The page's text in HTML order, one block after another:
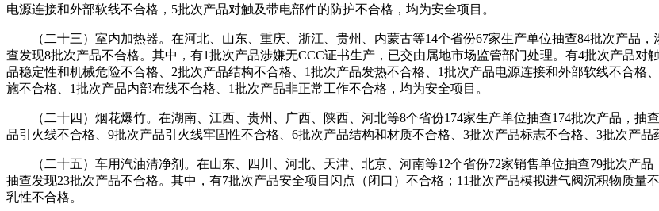
电源连接和外部软线不合格，5批次产品对触及带电部件的防护不合格，均为安全项目。
（二十三）室内加热器。在河北、山东、重庆、浙江、贵州、内蒙古等14个省份67家生产单位抽查84批次产品，
查发现8批次产品不合格。其中，有1批次产品涉嫌无CCC证书生产，已交由属地市场监管部门处理。有4批次产品
品稳定性和机械危险不合格、2批次产品结构不合格、1批次产品发热不合格、1批次产品电源连接和外部软线不合
施不合格、1批次产品内部布线不合格、1批次产品非正常工作不合格，均为安全项目。
（二十四）烟花爆竹。在湖南、江西、贵州、广西、陕西、河北等8个省份174家生产单位抽查174批次产品，抽
品引火线不合格、9批次产品引火线牢固性不合格、6批次产品结构和材质不合格、3批次产品标志不合格、3批次产
（二十五）车用汽油清净剂。在山东、四川、河北、天津、北京、河南等12个省份72家销售单位抽查79批次产品
抽查发现23批次产品不合格。其中，有7批次产品安全项目闪点（闭口）不合格；11批次产品模拟进气阀沉积物质量
乳性不合格。